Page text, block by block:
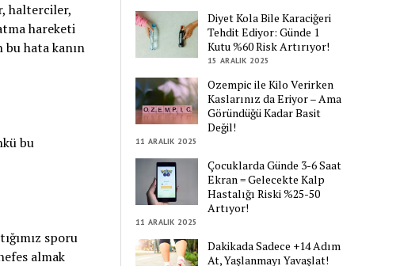
halterciler,
hareketi
bu hata kanın
bu
sporu
almak
Diyet Kola Bile Karaciğeri
Tehdit Ediyor: Günde 1
Kutu %60 Risk Artırıyor!
15 ARALIK 2025
Ozempic ile Kilo Verirken
Kaslarınız da Eriyor – Ama
Göründüğü Kadar Basit
Değil!
11 ARALIK 2025
Çocuklarda Günde 3-6 Saat
Ekran = Gelecekte Kalp
Hastalığı Riski %25-50
Artıyor!
11 ARALIK 2025
Dakikada Sadece +14 Adım
At, Yaşlanmayı Yavaşlat!